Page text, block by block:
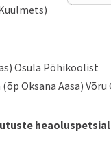
Osula Põhikoolist
Oksana Aasa)